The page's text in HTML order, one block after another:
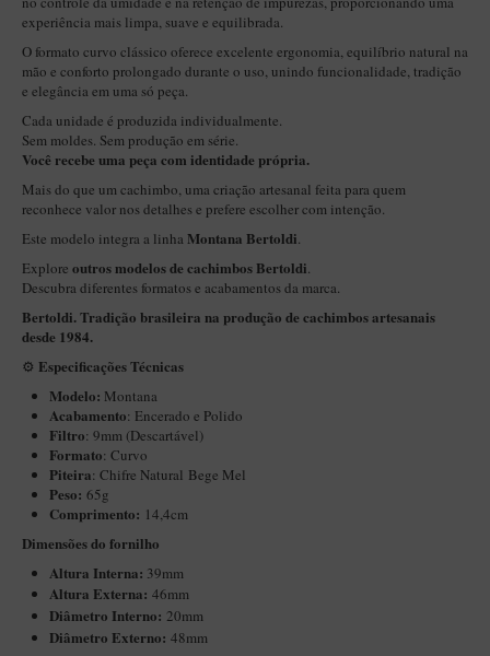
New Rose Polido
Petrus
Piccolo
Premium
Sextavado
Zuccardi
Encerado
Hobby
Speciale
BB Liso e Rústico
Elite Longo
Barolo
CACHIMBOS ARTESANAIS DE BRIAR ITALIANO
Maestro – Briar Italiano
Churchwarden – Briar Italiano
Jateado
Maestro Compacto – Briar Italiano
experiência mais limpa, suave e equilibrada.
O formato curvo clássico oferece excelente ergonomia, equilíbrio natural na
mão e conforto prolongado durante o uso, unindo funcionalidade, tradição
e elegância em uma só peça.
Cada unidade é produzida individualmente.
Sem moldes. Sem produção em série.
Você recebe uma peça com identidade própria.
Mais do que um cachimbo, uma criação artesanal feita para quem
reconhece valor nos detalhes e prefere escolher com intenção.
Este modelo integra a linha Montana Bertoldi.
Explore outros modelos de cachimbos Bertoldi.
Descubra diferentes formatos e acabamentos da marca.
Bertoldi. Tradição brasileira na produção de cachimbos artesanais
desde 1984.
⚙️ Especificações Técnicas
Modelo: Montana
Acabamento: Encerado e Polido
Filtro: 9mm (Descartável)
Formato: Curvo
Piteira: Chifre Natural Bege Mel
Peso: 65g
Comprimento: 14,4cm
Dimensões do fornilho
Altura Interna: 39mm
Altura Externa: 46mm
Diâmetro Interno: 20mm
Diâmetro Externo: 48mm